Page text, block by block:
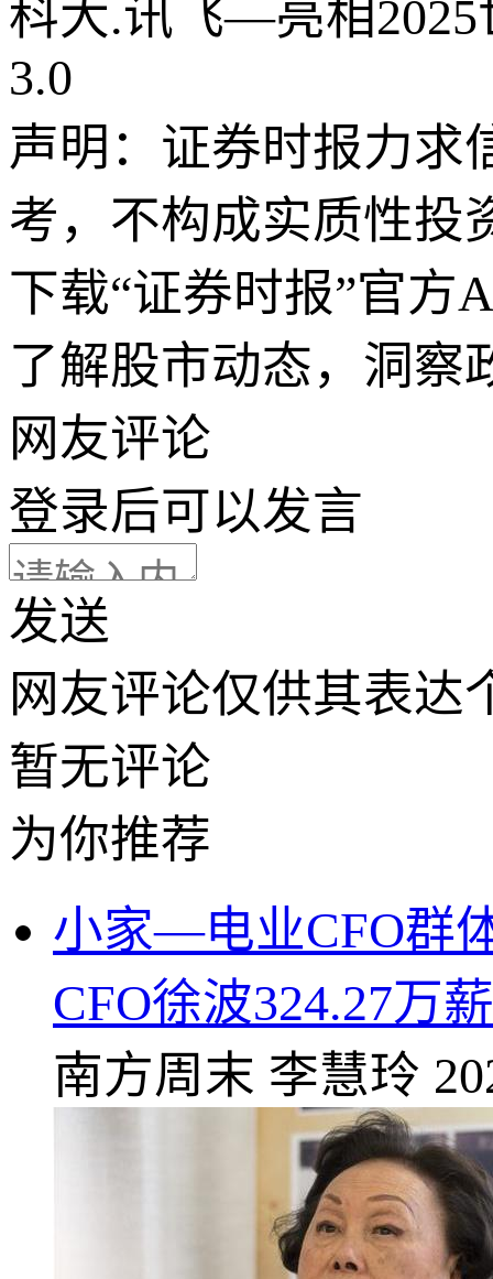
科大.讯飞—亮相
3.0
声明：证券时报力求
考，不构成实质性投
下载“证券时报”官方
了解股市动态，洞察
网友评论
登录后可以发言
发送
网友评论仅供其表达
暂无评论
为你推荐
小家—电业CFO群
CFO徐波324.27万
南方周末 李慧玲